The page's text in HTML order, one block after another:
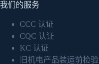
我们的服务
CCC 认证
CQC 认证
KC 认证
旧机电产品装运前检验